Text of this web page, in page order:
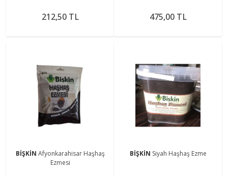
212,50 TL 475,00 TL
BİŞKİN Afyonkarahisar Haşhaş
Ezmesi
BİŞKİN Siyah Haşhaş Ezme